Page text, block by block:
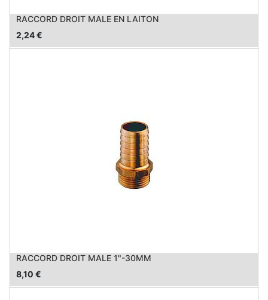
RACCORD DROIT MALE EN LAITON
2,24€
RACCORD DROIT MALE 1"-30MM
8,10 €